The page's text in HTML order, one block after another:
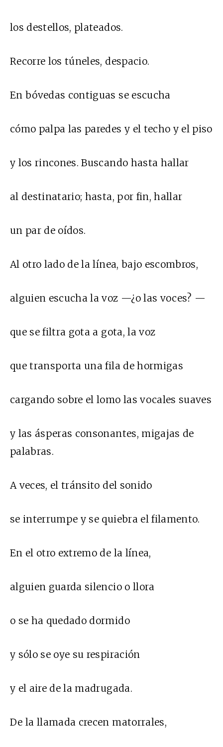
los destellos, plateados.
Recorre los túneles, despacio.
En bóvedas contiguas se escucha
cómo palpa las paredes y el techo y el piso
y los rincones. Buscando hasta hallar
al destinatario; hasta, por fin, hallar
un par de oídos.
Al otro lado de la línea, bajo escombros,
alguien escucha la voz —¿o las voces? —
que se filtra gota a gota, la voz
que transporta una fila de hormigas
cargando sobre el lomo las vocales suaves
y las ásperas consonantes, migajas de
palabras.
A veces, el tránsito del sonido
se interrumpe y se quiebra el filamento.
En el otro extremo de la línea,
alguien guarda silencio o llora
o se ha quedado dormido
y sólo se oye su respiración
y el aire de la madrugada.
De la llamada crecen matorrales,